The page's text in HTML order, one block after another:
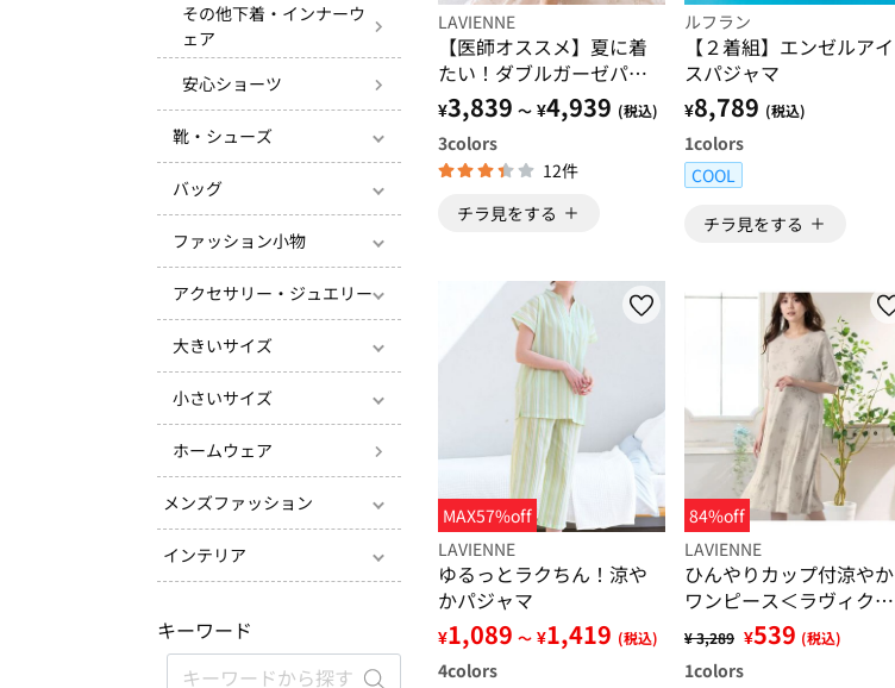
その他下着・インナーウ
ェア
安心ショーツ
靴・シューズ
バッグ
ファッション小物
アクセサリー・ジュエリー
大きいサイズ
小さいサイズ
ホームウェア
メンズファッション
インテリア
キーワード
LAVIENNE
【医師オススメ】夏に着
たい！ダブルガーゼパジ
ャマ
¥3,839 ～ ¥4,939 (税込)
3colors
12件
チラ見をする
ルフラン
【２着組】エンゼルアイ
スパジャマ
¥8,789 (税込)
1colors
COOL
チラ見をする
MAX57%off
LAVIENNE
ゆるっとラクちん！涼や
かパジャマ
¥1,089 ～ ¥1,419 (税込)
4colors
84%off
LAVIENNE
ひんやりカップ付涼やか
ワンピース＜ラヴィクー
ル＞
¥ 3,289 ¥539 (税込)
1colors